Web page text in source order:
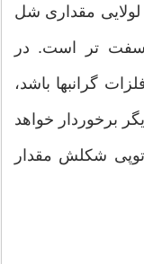
لولایی مقداری شل
تر است. در
گرانبها باشد،
برخوردار خواهد
توپی شکلش مقدار